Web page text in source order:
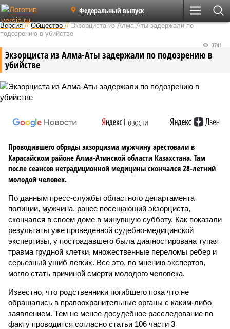
Федеральный выпуск
Версия //Общество //Экзорциста из Алма-Аты задержали по
подозрению в убийстве
Экзорциста из Алма-Аты задержали по подозрению в
убийстве
3741
Проводившего обряды экзорцизма мужчину арестовали в
Карасайском районе Алма-Атинской области Казахстана. Там
после сеансов нетрадиционной медицины скончался 28-летний
молодой человек.
По данным пресс-службы областного департамента
полиции, мужчина, ранее посещающий экзорциста,
скончался в своем доме в минувшую субботу. Как показали
результаты уже проведенной судебно-медицинской
экспертизы, у пострадавшего была диагностирована тупая
травма грудной клетки, множественные переломы ребер и
серьезный ушиб легких. Все это, по мнению экспертов,
могло стать причиной смерти молодого человека.
Известно, что родственники погибшего пока что не
обращались в правоохранительные органы с каким-либо
заявлением. Тем не менее досудебное расследование по
факту проводится согласно статьи 106 части 3